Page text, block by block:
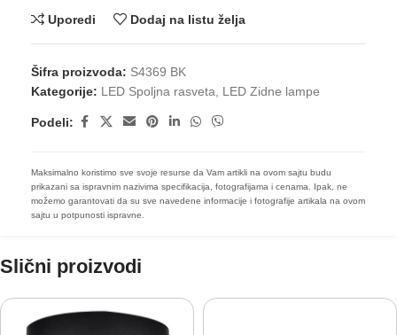
Uporedi Dodaj na listu želja
Šifra proizvoda: S4369 BK
Kategorije: LED Spoljna rasveta LED Zidne lampe
Podeli:
Maksimalno koristimo sve svoje resurse da Vam artikli na ovom sajtu budu
prikazani sa ispravnim nazivima specifikacija, fotografijama i cenama. Ipak, ne
možemo garantovati da su sve navedene informacije i fotografije artikala na ovom
sajtu u potpunosti ispravne.
Slični proizvodi